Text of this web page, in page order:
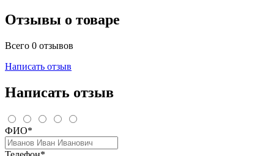
Отзывы о товаре
Всего 0 отзывов
Написать отзыв
Написать отзыв
ФИО*